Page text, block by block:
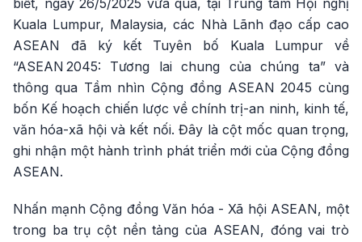
biết, ngày 26/5/2025 vừa qua, tại Trung tâm Hội nghị
Kuala Lumpur, Malaysia, các Nhà Lãnh đạo cấp cao
ASEAN đã ký kết Tuyên bố Kuala Lumpur về
“ASEAN 2045: Tương lai chung của chúng ta” và
thông qua Tầm nhìn Cộng đồng ASEAN 2045 cùng
bốn Kế hoạch chiến lược về chính trị-an ninh, kinh tế,
văn hóa-xã hội và kết nối. Đây là cột mốc quan trọng,
ghi nhận một hành trình phát triển mới của Cộng đồng
ASEAN.
Nhấn mạnh Cộng đồng Văn hóa - Xã hội ASEAN, một
trong ba trụ cột nền tảng của ASEAN, đóng vai trò